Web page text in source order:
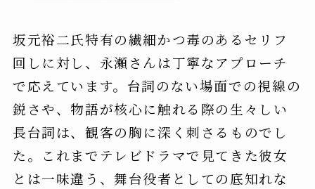
坂元裕二氏特有の繊細かつ毒のあるセリフ
回しに対し、永瀬さんは丁寧なアプローチ
で応えています。台詞のない場面での視線の
鋭さや、物語が核心に触れる際の生々しい
長台詞は、観客の胸に深く刺さるものでし
た。これまでテレビドラマで見てきた彼女
とは一味違う、舞台役者としての底知れな